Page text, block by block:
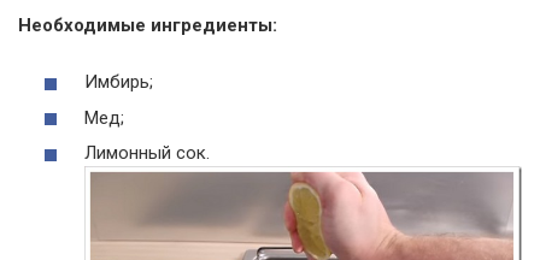
Необходимые ингредиенты:
Имбирь;
Мед;
Лимонный сок.